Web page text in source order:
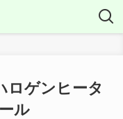
ロゲンヒータ
ル